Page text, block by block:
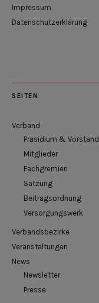
Impressum
Datenschutzerklärung
SEITEN
Verband
Präsidium & Vorstand
Mitglieder
Fachgremien
Satzung
Beitragsordnung
Versorgungswerk
Verbandsbezirke
Veranstaltungen
News
Newsletter
Presse